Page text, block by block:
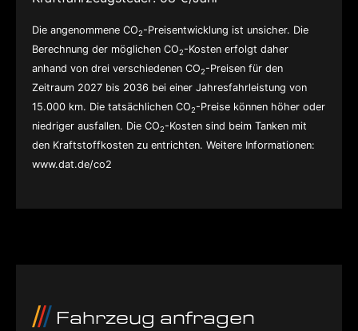
Die angenommene CO2-Preisentwicklung ist unsicher. Die
Berechnung der möglichen CO2-Kosten erfolgt daher
anhand von drei verschiedenen CO2-Preisen für den
Zeitraum 2027 bis 2036 bei einer Jahresfahrleistung von
15.000 km. Die tatsächlichen CO2-Preise können höher oder
niedriger ausfallen. Die CO2-Kosten sind beim Tanken mit
den Kraftstoffkosten zu entrichten. Weitere Informationen:
www.dat.de/co2
Fahrzeug anfragen